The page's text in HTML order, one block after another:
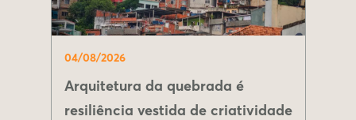
04/08/2026
Arquitetura da quebrada é
resiliência vestida de criatividade